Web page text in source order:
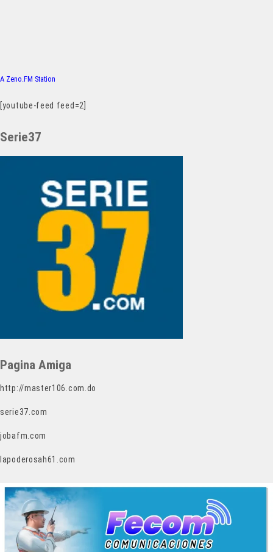
A Zeno.FM Station
[youtube-feed feed=2]
Serie37
Pagina Amiga
http://master106.com.do
serie37.com
jobafm.com
lapoderosah61.com